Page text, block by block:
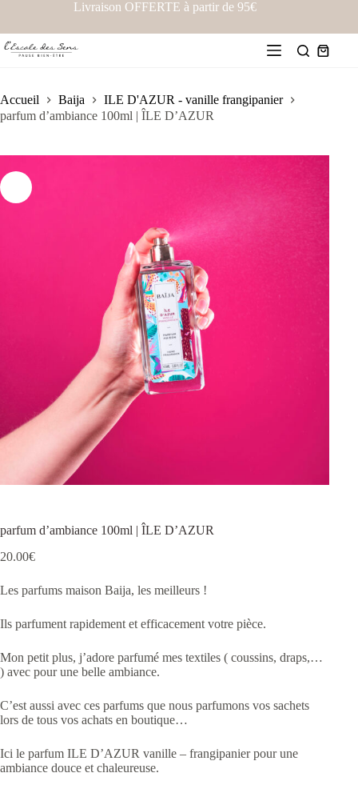
Livraison OFFERTE à partir de 95€
Accueil Baija
ILE D'AZUR - vanille frangipanier
parfum d’ambiance 100ml | ÎLE D’AZUR
parfum d’ambiance 100ml | ÎLE D’AZUR
20.00€
Les parfums maison Baija, les meilleurs !
Ils parfument rapidement et efficacement votre pièce.
Mon petit plus, j’adore parfumé mes textiles ( coussins, draps,…
) avec pour une belle ambiance.
C’est aussi avec ces parfums que nous parfumons vos sachets
lors de tous vos achats en boutique…
Ici le parfum ILE D’AZUR vanille – frangipanier pour une
ambiance douce et chaleureuse.